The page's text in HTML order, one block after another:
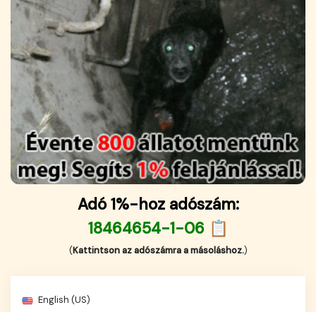
Adó 1%-hoz adószám:
18464654-1-06 📋
(Kattintson az adószámra a másoláshoz.)
English (US)